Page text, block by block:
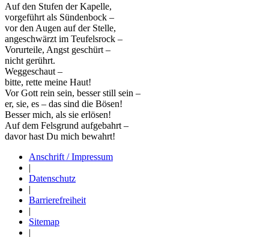
Auf den Stufen der Kapelle,
vorgeführt als Sündenbock –
vor den Augen auf der Stelle,
angeschwärzt im Teufelsrock –
Vorurteile, Angst geschürt –
nicht gerührt.
Weggeschaut –
bitte, rette meine Haut!
Vor Gott rein sein, besser still sein –
er, sie, es – das sind die Bösen!
Besser mich, als sie erlösen!
Auf dem Felsgrund aufgebahrt –
davor hast Du mich bewahrt!
Anschrift / Impressum
|
Datenschutz
|
Barrierefreiheit
|
Sitemap
|